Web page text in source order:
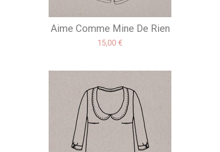
Aime Comme Mine De Rien
Precio
15,00 €